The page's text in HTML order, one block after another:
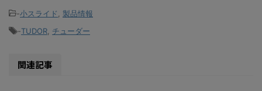
-小スライド
製品情報
-TUDOR チューダー
関連記事